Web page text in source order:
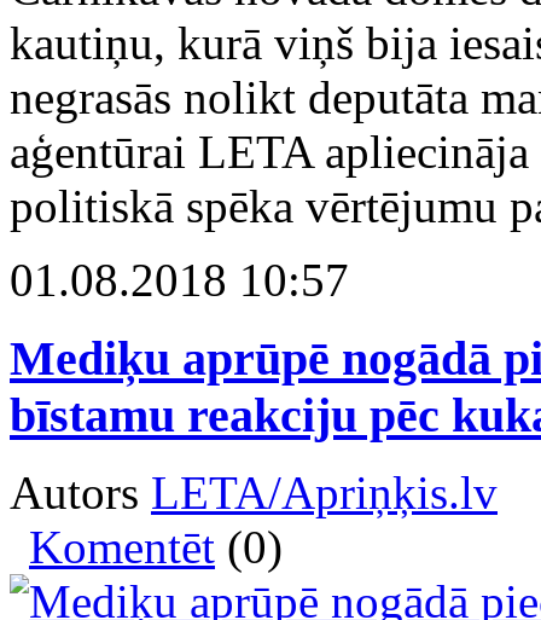
kautiņu, kurā viņš bija
negrasās nolikt deputāta
aģentūrai LETA
politiskā spēka vērtējumu
01.08.2018 10:57
Mediķu aprūpē nogādā
bīstamu reakciju pēc
Autors LETA/Apriņķis.lv
Komentēt (0)